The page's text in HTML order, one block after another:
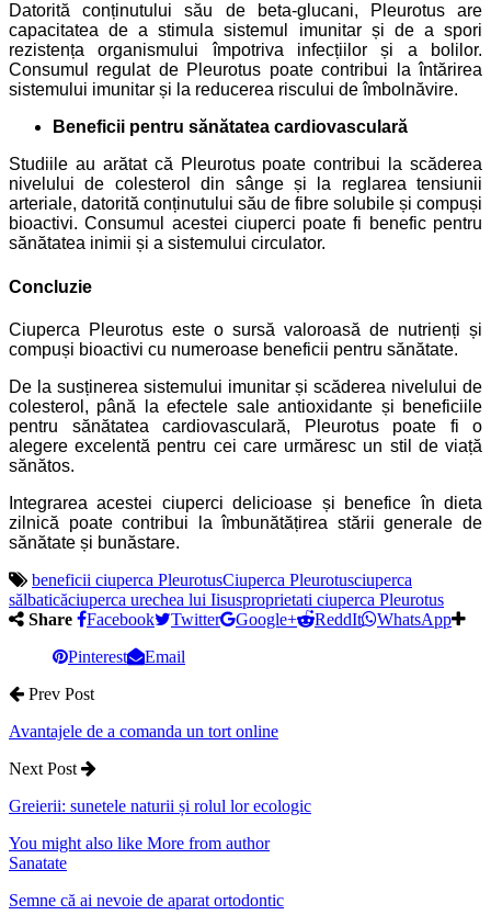
Datorită conținutului său de beta-glucani, Pleurotus are
capacitatea de a stimula sistemul imunitar și de a spori
rezistența organismului împotriva infecțiilor și a bolilor.
Consumul regulat de Pleurotus poate contribui la întărirea
sistemului imunitar și la reducerea riscului de îmbolnăvire.
Beneficii pentru sănătatea cardiovasculară
Studiile au arătat că Pleurotus poate contribui la scăderea
nivelului de colesterol din sânge și la reglarea tensiunii
arteriale, datorită conținutului său de fibre solubile și compuși
bioactivi. Consumul acestei ciuperci poate fi benefic pentru
sănătatea inimii și a sistemului circulator.
Concluzie
Ciuperca Pleurotus este o sursă valoroasă de nutrienți și
compuși bioactivi cu numeroase beneficii pentru sănătate.
De la susținerea sistemului imunitar și scăderea nivelului de
colesterol, până la efectele sale antioxidante și beneficiile
pentru sănătatea cardiovasculară, Pleurotus poate fi o
alegere excelentă pentru cei care urmăresc un stil de viață
sănătos.
Integrarea acestei ciuperci delicioase și benefice în dieta
zilnică poate contribui la îmbunătățirea stării generale de
sănătate și bunăstare.
beneficii ciuperca PleurotusCiuperca Pleurotusciuperca
sălbaticăciuperca urechea lui Iisusproprietati ciuperca Pleurotus
Share
Facebook Twitter Google+ ReddIt
WhatsApp
Pinterest
Email
Prev Post
Avantajele de a comanda un tort online
Next Post
Greierii: sunetele naturii și rolul lor ecologic
You might also like More from author
Sanatate
Semne că ai nevoie de aparat ortodontic